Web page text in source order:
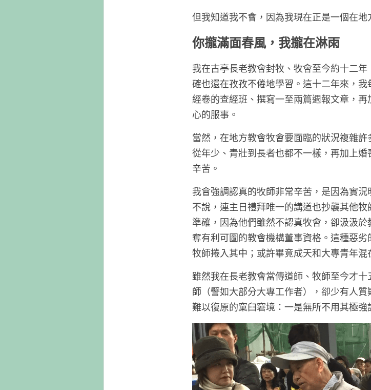
但我知道我不會，因為我現在正是一個在地
你攏滿面春風，我攏在淋雨
我在古亭長老教會封牧、牧會至今約十二
確也還在孜孜不倦地學習。這十二年來，
經卷的查經班、撰寫一至兩篇週報文章，
心的服事。
當然，在地方教會牧會要面臨的狀況複雜
從年少、青壯到長者也都不一樣，再加上
辛苦。
我會強調認真的牧師非常辛苦，是因為實
不說，連主日禮拜唯一的講道也抄襲其他
準確，因為他們雖然不認真牧會，卻汲汲
奪有利可圖的教會機構董事資格。這種惡
牧師捲入其中；或許畢竟成天和大專青年
雖然我在長老教會當傳道師、牧師至今才
師（譬如大部分大專工作者），卻少有人
難以復原的窠臼窘境：一是無所不用其極